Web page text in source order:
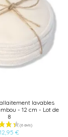
lavables
- 12 cm - Lot de
8
12,95 €